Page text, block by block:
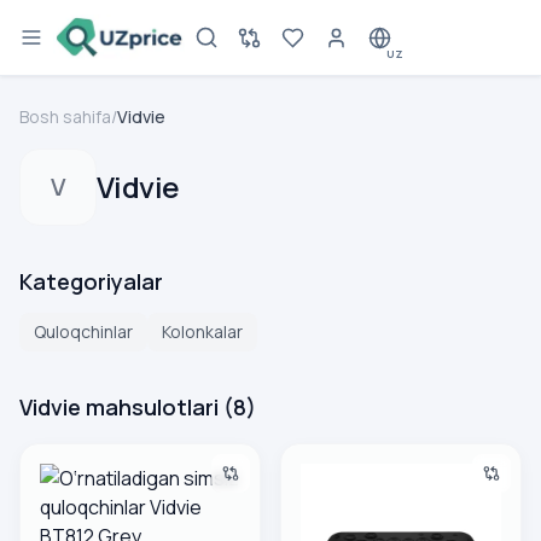
UZ
Bosh sahifa/Vidvie
V Vidvie
Kategoriyalar
Quloqchinlar Kolonkalar
Vidvie mahsulotlari (8)
O‘rnatiladigan simsiz quloqchinlar Vidvie BT812 Grey